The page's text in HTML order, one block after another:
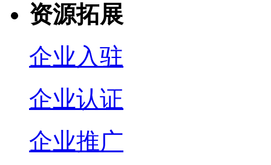
资源拓展
企业入驻
企业认证
企业推广